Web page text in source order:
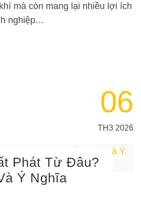
mà còn mang lại nhiều lợi ích
nghiệp…
06
TH3 2026
Phát Từ Đâu?
Ý Nghĩa